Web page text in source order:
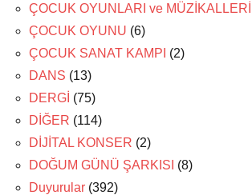
ÇOCUK OYUNLARI ve MÜZİKALLERİ
ÇOCUK OYUNU (6)
ÇOCUK SANAT KAMPI (2)
DANS (13)
DERGİ (75)
DİĞER (114)
DİJİTAL KONSER (2)
DOĞUM GÜNÜ ŞARKISI (8)
Duyurular (392)